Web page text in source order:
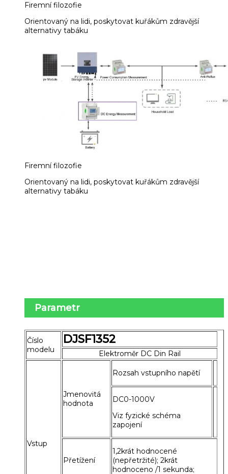
Firemní filozofie
Orientovaný na lidi, poskytovat kuřákům zdravější
alternativy tabáku
Firemní filozofie
Orientovaný na lidi, poskytovat kuřákům zdravější
alternativy tabáku
Parametr
Číslo
modelu
DJSF1352
Elektroměr DC Din Rail
Vstup
Jmenovitá
hodnota
Rozsah vstupního napětí
DC0-1000V
Viz fyzické schéma
zapojení
Přetížení
1,2krát hodnocené
(nepřetržité); 2krát
hodnoceno /1 sekunda;